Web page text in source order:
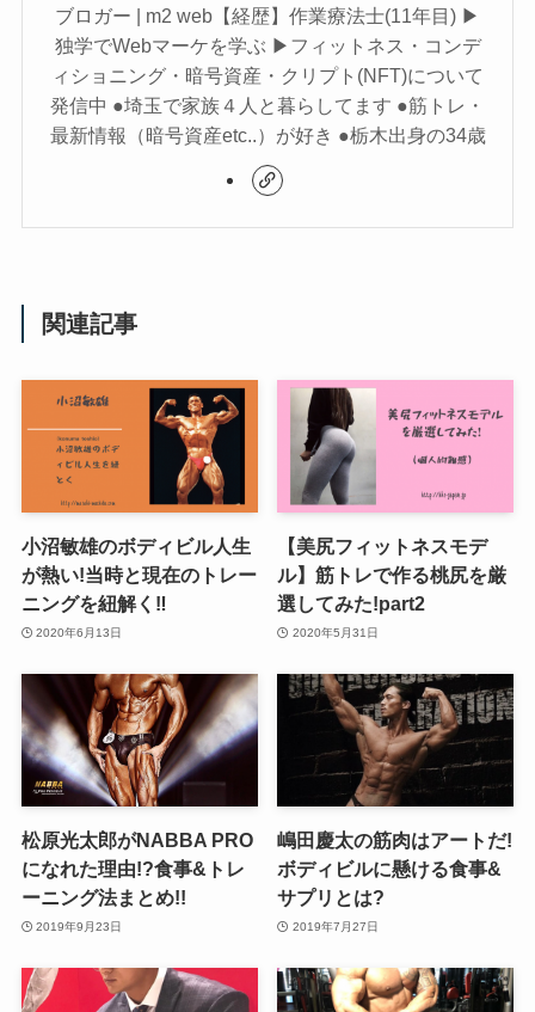
ブロガー | m2 web【経歴】作業療法士(11年目) ▶︎
独学でWebマーケを学ぶ ▶︎フィットネス・コンデ
ィショニング・暗号資産・クリプト(NFT)について
発信中 ●埼玉で家族４人と暮らしてます ●筋トレ・
最新情報（暗号資産etc..）が好き ●栃木出身の34歳
関連記事
小沼敏雄のボディビル人生
が熱い!当時と現在のトレー
ニングを紐解く‼︎
2020年6月13日
【美尻フィットネスモデ
ル】筋トレで作る桃尻を厳
選してみた!part2
2020年5月31日
松原光太郎がNABBA PRO
になれた理由!?食事&トレ
ーニング法まとめ!!
2019年9月23日
嶋田慶太の筋肉はアートだ!
ボディビルに懸ける食事&
サプリとは?
2019年7月27日